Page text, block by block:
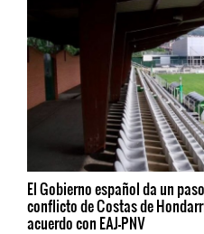
El Gobierno español da un
conflicto de Costas de
acuerdo con EAJ-PNV